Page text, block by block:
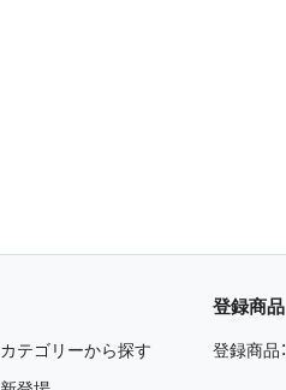
カテゴリーから探す
登録商品
登録商品：